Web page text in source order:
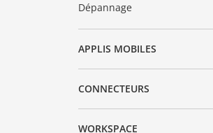
Dépannage
APPLIS MOBILES
CONNECTEURS
WORKSPACE